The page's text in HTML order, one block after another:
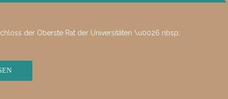
der Oberste Rat der Universitäten \u0026 nbsp;